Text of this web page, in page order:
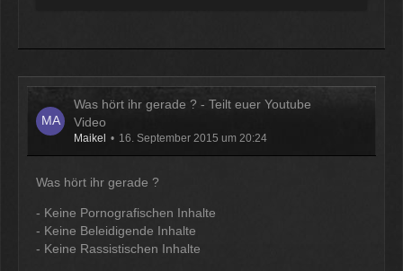
McCracker007
wenn man innerhalb 2 Jahre das
Forum Update kauft kostet es nur
Was hört ihr gerade ? - Teilt euer Youtube
Video
Maikel 16. September 2015 um 20:24
Was hört ihr gerade ?
- Keine Pornografischen Inhalte
- Keine Beleidigende Inhalte
- Keine Rassistischen Inhalte